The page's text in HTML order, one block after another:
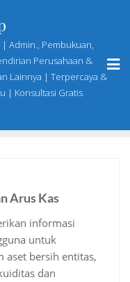
| Admin., Pembukuan,
Perusahaan &
Lainnya | Terpercaya &
| Konsultasi Gratis
Arus Kas
informasi
untuk
aset bersih entitas,
dan